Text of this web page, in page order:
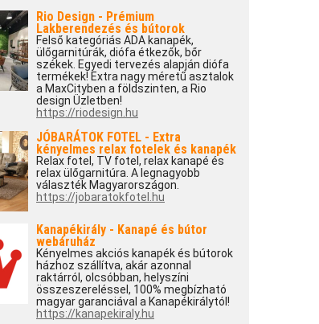
Rio Design - Prémium
Lakberendezés és bútorok
Felső kategóriás ADA kanapék,
ülőgarnitúrák, diófa étkezők, bőr
székek. Egyedi tervezés alapján diófa
termékek! Extra nagy méretű asztalok
a MaxCityben a földszinten, a Rio
design Üzletben!
https://riodesign.hu
JÓBARÁTOK FOTEL - Extra
kényelmes relax fotelek és kanapék
Relax fotel, TV fotel, relax kanapé és
relax ülőgarnitúra. A legnagyobb
választék Magyarországon.
https://jobaratokfotel.hu
Kanapékirály - Kanapé és bútor
webáruház
Kényelmes akciós kanapék és bútorok
házhoz szállítva, akár azonnal
raktárról, olcsóbban, helyszíni
összeszereléssel, 100% megbízható
magyar garanciával a Kanapékirálytól!
https://kanapekiraly.hu